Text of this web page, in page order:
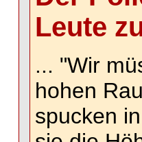
Leute
... "Wir
hohen
spucken